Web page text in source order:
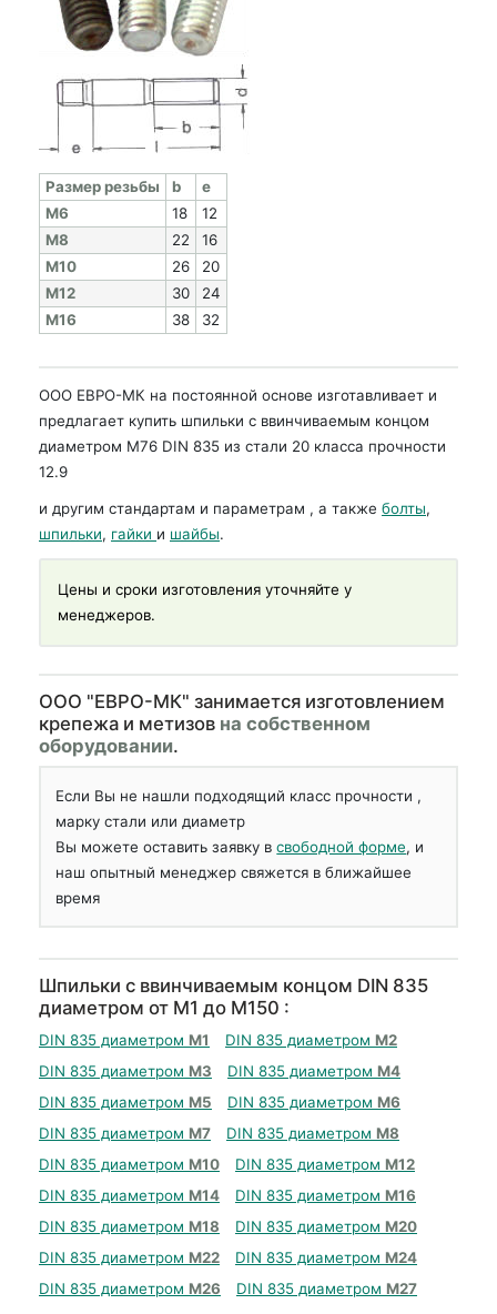
Раз­мер резь­бы b
e
M6
18
12
M8
22
16
M10
26
20
M12
30
24
M16
38 32
ООО ЕВРО-МК на постоянной основе изготавливает и
предлагает купить шпильки с ввинчиваемым концом
диаметром М76 DIN 835 из стали 20 класса прочности
12.9
и другим стандартам и параметрам , а также болты,
шпильки, гайки и шайбы.
Цены и сроки изготовления уточняйте у
менеджеров.
OOO "ЕВРО-МК" занимается изготовлением
крепежа и метизов на собственном
оборудовании.
Если Вы не нашли подходящий класс прочности ,
марку стали или диаметр
Вы можете оставить заявку всвободной форме, и
наш опытный менеджер свяжется в ближайшее
время
Шпильки с ввинчиваемым концом DIN 835
диаметром от М1 до М150 :
DIN 835 диаметром М1 DIN 835 диаметром М2
DIN 835 диаметром М3 DIN 835 диаметром М4
DIN 835 диаметром М5 DIN 835 диаметром М6
DIN 835 диаметром М7 DIN 835 диаметром М8
DIN 835 диаметром М10 DIN 835 диаметром М12
DIN 835 диаметром М14 DIN 835 диаметром М16
DIN 835 диаметром М18 DIN 835 диаметром М20
DIN 835 диаметром М22 DIN 835 диаметром М24
DIN 835 диаметром М26 DIN 835 диаметром М27